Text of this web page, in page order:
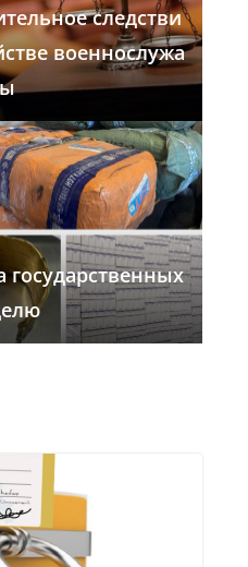
и
т
ь
следстви
военнослужа